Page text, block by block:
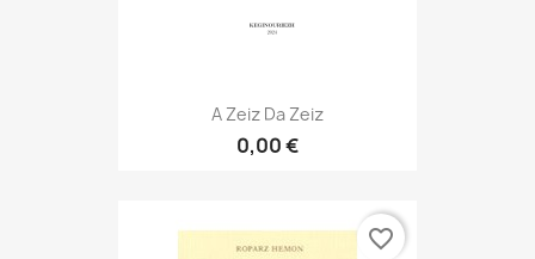
A Zeiz Da Zeiz
0,00 €
favorite_border